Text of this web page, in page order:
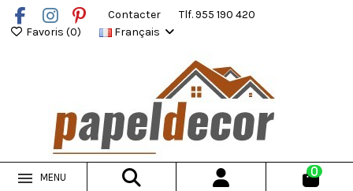
Contacter
Tlf. 955 190 420
Favoris (0) Français
MENU 0